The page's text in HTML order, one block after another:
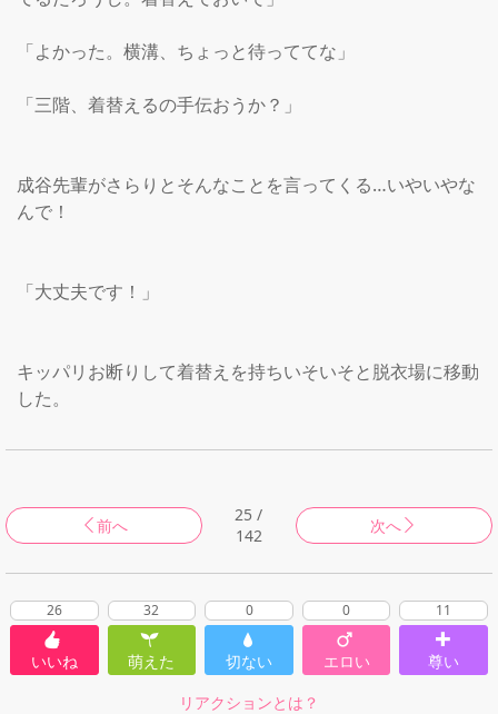
「よかった。横溝、ちょっと待っててな」
「三階、着替えるの手伝おうか？」
成谷先輩がさらりとそんなことを言ってくる…いやいやな
んで！
「大丈夫です！」
キッパリお断りして着替えを持ちいそいそと脱衣場に移動
した。
前へ
25 /
142
次へ
26
いいね
32
萌えた
0
切ない
0
エロい
11
尊い
リアクションとは？